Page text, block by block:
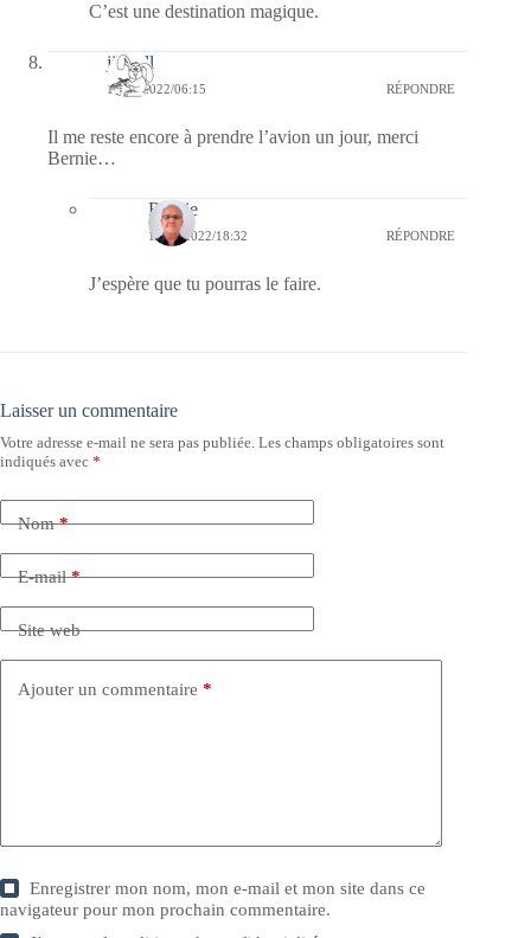
C’est une destination magique.
jill bill
11/04/2022/06:15 RÉPONDRE
Il me reste encore à prendre l’avion un jour, merci
Bernie…
Bernie
11/04/2022/18:32 RÉPONDRE
J’espère que tu pourras le faire.
Laisser un commentaire
Votre adresse e-mail ne sera pas publiée. Les champs obligatoires sont
indiqués avec *
Nom*
E-mail*
Site web
Ajouter un commentaire *
Enregistrer mon nom, mon e-mail et mon site dans ce
navigateur pour mon prochain commentaire.